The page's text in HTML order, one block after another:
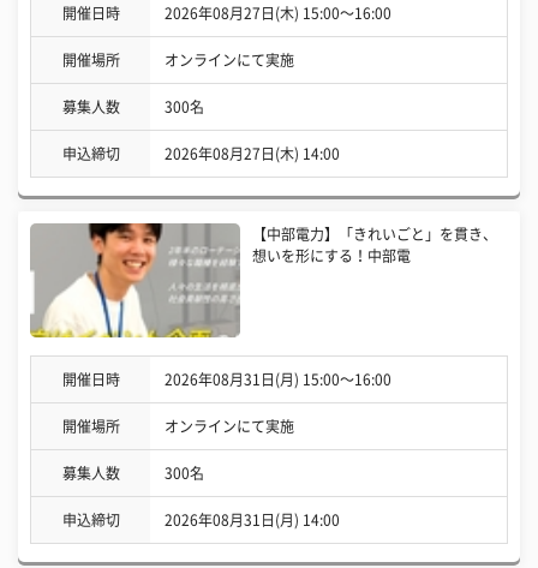
開催日時 2026年08月27日(木) 15:00〜16:00
開催場所 オンラインにて実施
募集人数 300名
申込締切 2026年08月27日(木) 14:00
【中部電力】「きれいごと」を貫き、
想いを形にする！中部電
開催日時 2026年08月31日(月) 15:00〜16:00
開催場所 オンラインにて実施
募集人数 300名
申込締切 2026年08月31日(月) 14:00